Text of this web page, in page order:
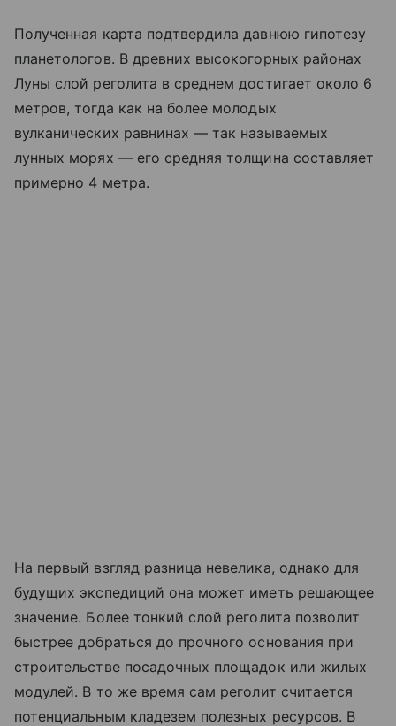
Полученная карта подтвердила давнюю гипотезу
планетологов. В древних высокогорных районах
Луны слой реголита в среднем достигает около 6
метров, тогда как на более молодых
вулканических равнинах — так называемых
лунных морях — его средняя толщина составляет
примерно 4 метра.
На первый взгляд разница невелика, однако для
будущих экспедиций она может иметь решающее
значение. Более тонкий слой реголита позволит
быстрее добраться до прочного основания при
строительстве посадочных площадок или жилых
модулей. В то же время сам реголит считается
потенциальным кладезем полезных ресурсов. В